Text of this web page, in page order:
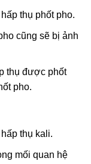
thụ phốt pho.
cũng sẽ bị ảnh
thụ được phốt
pho.
thụ kali.
mối quan hệ